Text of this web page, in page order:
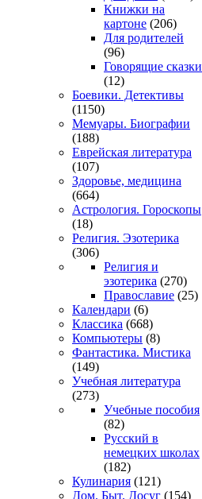
Книжки на
картоне (206)
Для родителей
(96)
Говорящие сказки
(12)
Боевики. Детективы
(1150)
Мемуары. Биографии
(188)
Еврейская литература
(107)
Здоровье, медицина
(664)
Астрология. Гороскопы
(18)
Религия. Эзотерика
(306)
Религия и
эзотерика (270)
Православие (25)
Календари (6)
Классика (668)
Компьютеры (8)
Фантастика. Мистика
(149)
Учебная литература
(273)
Учебные пособия
(82)
Русский в
немецких школах
(182)
Кулинария (121)
Дом. Быт. Досуг (154)